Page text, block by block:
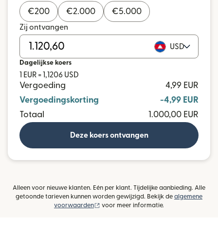
€200 €2.000 €5.000
Zij ontvangen
USD
Dagelijkse koers
1 EUR = 1,1206 USD
Vergoeding
4,99 EUR
Vergoedingskorting
-4,99 EUR
Totaal
1.000,00 EUR
Deze koers ontvangen
Alleen voor nieuwe klanten. Eén per klant. Tijdelijke aanbieding. Alle
getoonde tarieven kunnen worden gewijzigd. Bekijk de algemene
voorwaarden
(wordt geopend in een nieuw venster)
voor meer informatie.